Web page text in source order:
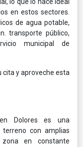
en estos sectores.
de agua potable,
transporte público,
municipal de
cita y aproveche esta
Dolores es una
con amplias
en constante